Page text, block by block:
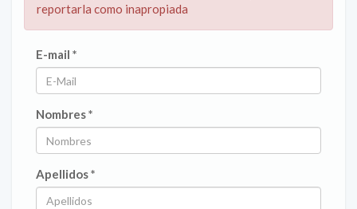
reportarla como inapropiada
E-mail *
Nombres *
Apellidos *